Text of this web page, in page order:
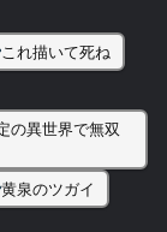
これ描いて死ね
の異世界で無双
黄泉のツガイ